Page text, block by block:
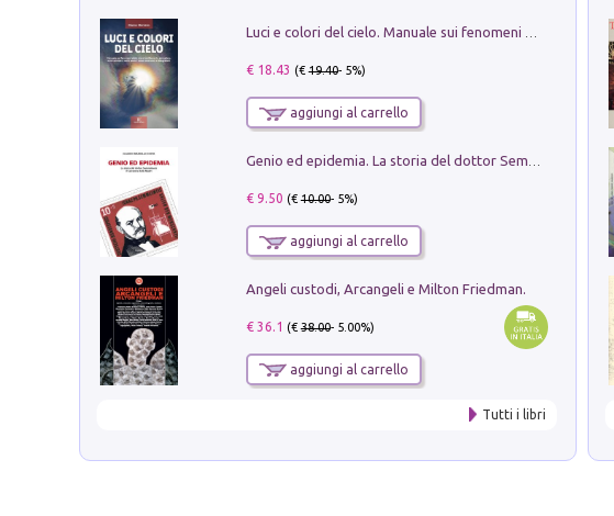
€ 18.43 (€19.40- 5%)
aggiungi al carrello
€ 9.50 (€10.00- 5%)
aggiungi al carrello
Angeli custodi, Arcangeli e Milton Friedman.
€ 36.1 (€38.00- 5.00%)
aggiungi al carrello
Tutti i libri